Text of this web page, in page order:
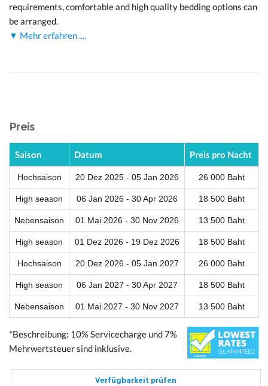
requirements, comfortable and high quality bedding options can
be arranged.
▼ Mehr erfahren ....
Preis
Saison Datum Preis pro Nacht
Hochsaison 20 Dez 2025 - 05 Jan 2026 26 000 Baht
High season 06 Jan 2026 - 30 Apr 2026 18 500 Baht
Nebensaison 01 Mai 2026 - 30 Nov 2026 13 500 Baht
High season 01 Dez 2026 - 19 Dez 2026 18 500 Baht
Hochsaison 20 Dez 2026 - 05 Jan 2027 26 000 Baht
High season 06 Jan 2027 - 30 Apr 2027 18 500 Baht
Nebensaison 01 Mai 2027 - 30 Nov 2027 13 500 Baht
*Beschreibung: 10% Servicecharge und 7%
Mehrwertsteuer sind inklusive.
Verfügbarkeit prüfen